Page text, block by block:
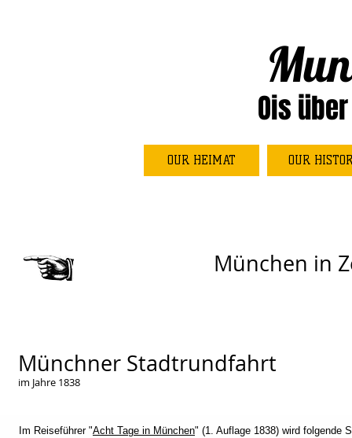
Ois
OUR HEIMAT OUR
München in
Münchner Stadtrundfahrt
im Jahre 1838
Im Reiseführer "Acht Tage in München" (1. Auflage 1838) wird folgende